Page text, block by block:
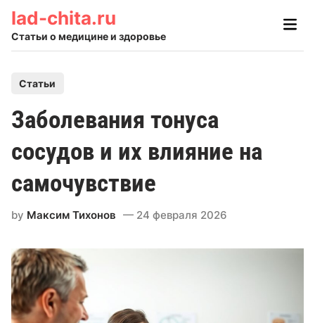
Skip
content
lad-chita.ru
Статьи о медицине и здоровье
Main
s
e
d
n
Статьи
Заболевания тонуса
сосудов и их влияние на
самочувствие
by Максим Тихонов 24 февраля 2026